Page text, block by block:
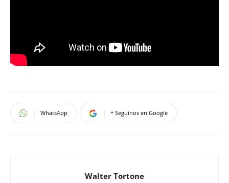
WhatsApp + Seguinos en Google
Walter Tortone